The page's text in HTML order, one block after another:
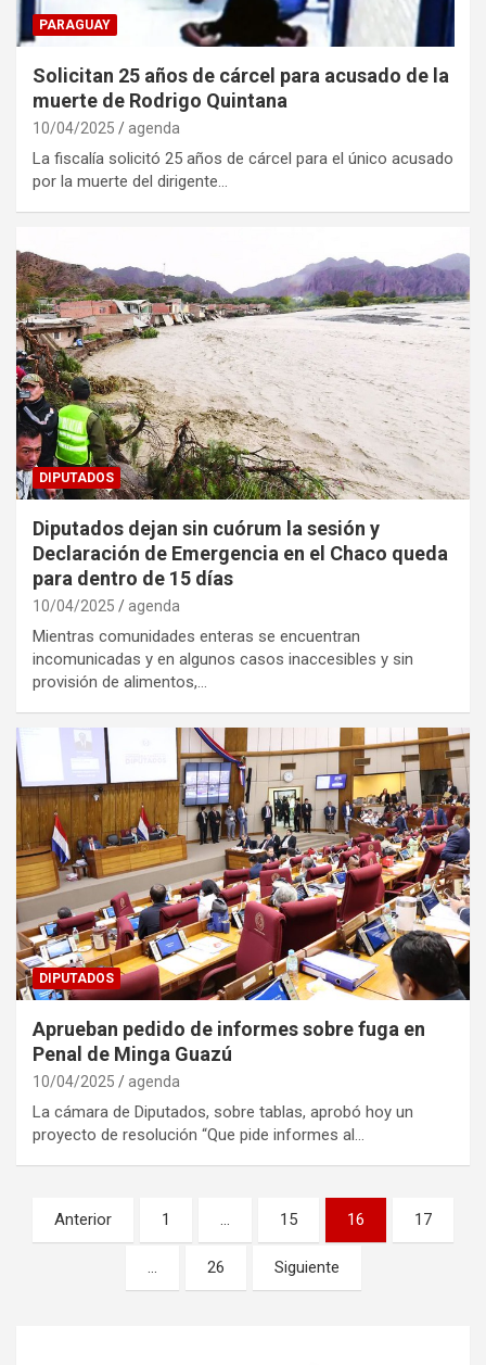
PARAGUAY
Solicitan 25 años de cárcel para acusado de la
muerte de Rodrigo Quintana
10/04/2025 agenda
La fiscalía solicitó 25 años de cárcel para el único acusado
por la muerte del dirigente…
DIPUTADOS
Diputados dejan sin cuórum la sesión y
Declaración de Emergencia en el Chaco queda
para dentro de 15 días
10/04/2025 agenda
Mientras comunidades enteras se encuentran
incomunicadas y en algunos casos inaccesibles y sin
provisión de alimentos,…
DIPUTADOS
Aprueban pedido de informes sobre fuga en
Penal de Minga Guazú
10/04/2025 agenda
La cámara de Diputados, sobre tablas, aprobó hoy un
proyecto de resolución “Que pide informes al…
Navegación
de
Anterior 1 … 15 16 17
… 26 Siguiente